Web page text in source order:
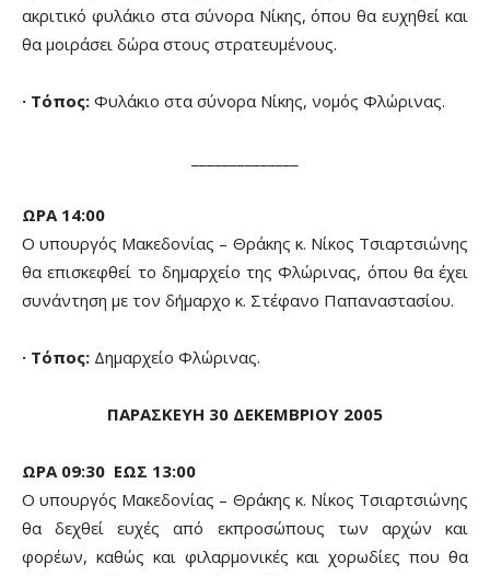
ακριτικό φυλάκιο στα σύνορα Νίκης, όπου θα ευχηθεί και
θα μοιράσει δώρα στους στρατευμένους.
· Τόπος: Φυλάκιο στα σύνορα Νίκης, νομός Φλώρινας.
ΩΡΑ 14:00
Ο υπουργός Μακεδονίας – Θράκης κ. Νίκος Τσιαρτσιώνης
θα επισκεφθεί το δημαρχείο της Φλώρινας, όπου θα έχει
συνάντηση με τον δήμαρχο κ. Στέφανο Παπαναστασίου.
· Τόπος: Δημαρχείο Φλώρινας.
ΠΑΡΑΣΚΕΥΗ 30 ΔΕΚΕΜΒΡΙΟΥ 2005
ΩΡΑ 09:30 ΕΩΣ 13:00
Ο υπουργός Μακεδονίας – Θράκης κ. Νίκος Τσιαρτσιώνης
θα δεχθεί ευχές από εκπροσώπους των αρχών και
φορέων, καθώς και φιλαρμονικές και χορωδίες που θα